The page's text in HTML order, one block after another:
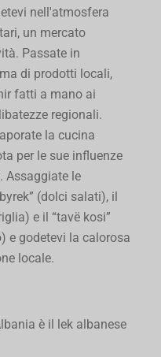
nell'atmosfera
un mercato
Passate in
di prodotti locali,
fatti a mano ai
regionali.
la cucina
per le sue influenze
Assaggiate le
(dolci salati), il
e il “tavë kosi”
e godetevi la calorosa
locale.
è il lek albanese